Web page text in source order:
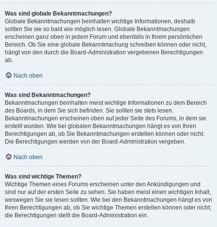
Was sind globale Bekanntmachungen?
Globale Bekanntmachungen beinhalten wichtige Informationen, deshalb
sollten Sie sie so bald wie möglich lesen. Globale Bekanntmachungen
erscheinen ganz oben in jedem Forum und ebenfalls in Ihrem persönlichen
Bereich. Ob Sie eine globale Bekanntmachung schreiben können oder nicht,
hängt von den durch die Board-Administration vergebenen Berechtigungen
ab.
Nach oben
Was sind Bekanntmachungen?
Bekanntmachungen beinhalten meist wichtige Informationen zu dem Bereich
des Boards, in dem Sie sich befinden. Sie sollten sie stets lesen.
Bekanntmachungen erscheinen oben auf jeder Seite des Forums, in dem sie
erstellt wurden. Wie bei globalen Bekanntmachungen hängt es von Ihren
Berechtigungen ab, ob Sie Bekanntmachungen erstellen können oder nicht.
Die Berechtigungen werden von der Board-Administration vergeben.
Nach oben
Was sind wichtige Themen?
Wichtige Themen eines Forums erscheinen unter den Ankündigungen und
sind nur auf der ersten Seite zu sehen. Sie haben meist einen wichtigen Inhalt,
weswegen Sie sie lesen sollten. Wie bei den Bekanntmachungen hängt es von
Ihren Berechtigungen ab, ob Sie wichtige Themen erstellen können oder nicht;
die Berechtigungen stellt die Board-Administration ein.